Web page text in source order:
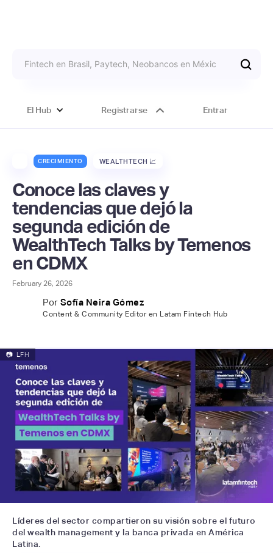
El Hub Registrarse Entrar
CRECIMIENTO WEALTHTECH 📈
Conoce las claves y
tendencias que dejó la
segunda edición de
WealthTech Talks by Temenos
en CDMX
February 26, 2026
Por Sofía Neira Gómez
Content & Community Editor en Latam Fintech Hub
📷 LFH
Líderes del sector compartieron su visión sobre el futuro
del wealth management y la banca privada en América
Latina.